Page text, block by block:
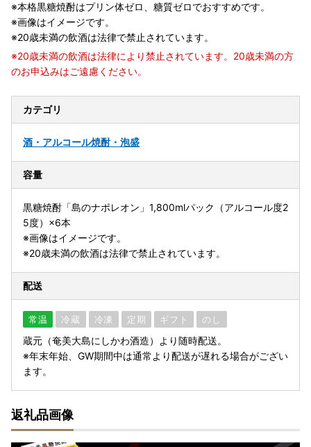
※本格黒糖焼酎はプリン体ゼロ、糖質ゼロでおすすめです。
※画像はイメージです。
※20歳未満の飲酒は法律で禁止されています。
※20歳未満の飲酒は法律により禁止されています。20歳未満の方
のお申込みはご遠慮ください。
カテゴリ
酒・アルコール焼酎・泡盛
容量
黒糖焼酎「島のナポレオン」1,800mlパック（アルコール度2
5度）×6本
※画像はイメージです。
※20歳未満の飲酒は法律で禁止されています。
配送
常温 冷蔵 冷凍 定期 ギフト のし
蔵元（奄美大島にしかわ酒造）より随時配送。
※年末年始、GW期間中は通常より配送が遅れる場合がござい
ます。
返礼品画像